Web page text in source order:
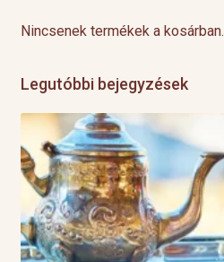
Nincsenek termékek a kosárban.
Legutóbbi bejegyzések